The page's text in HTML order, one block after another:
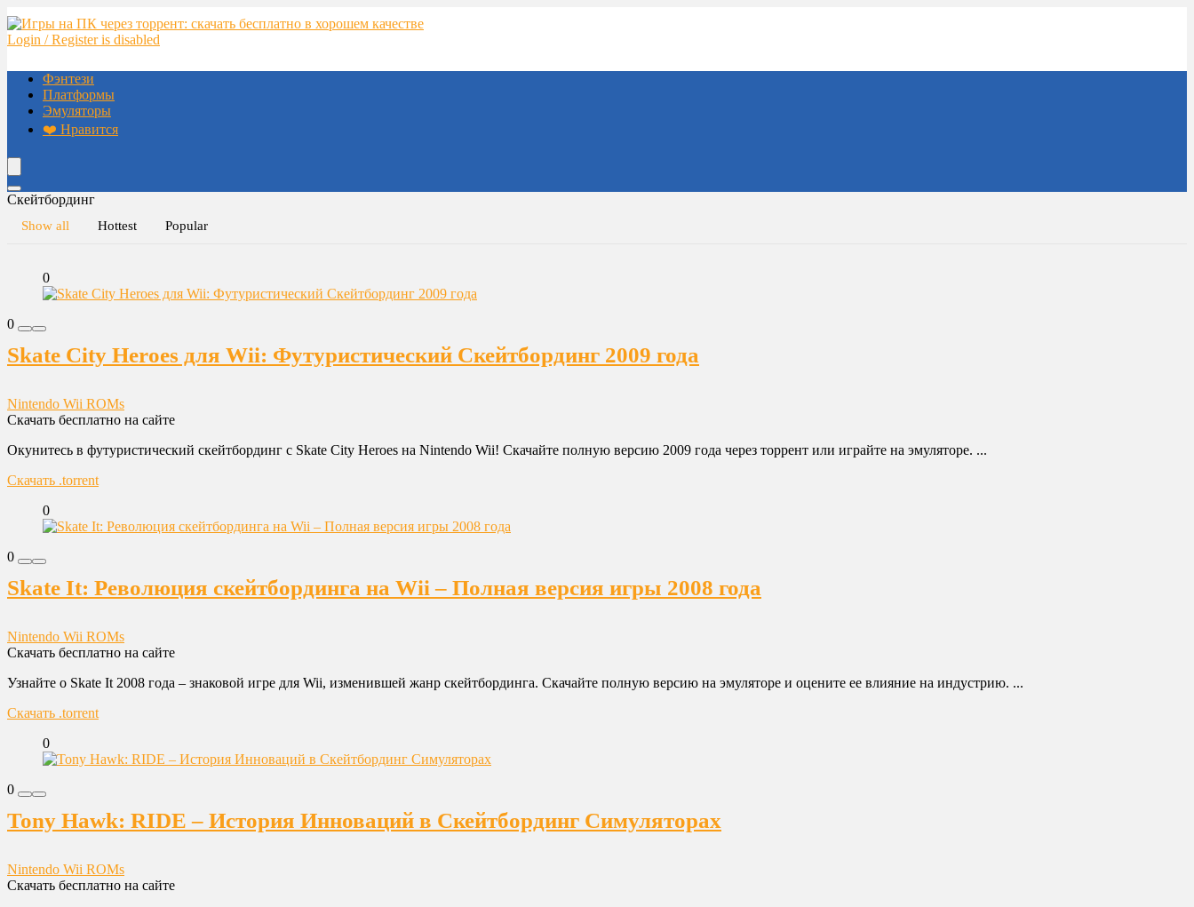
Login / Register is disabled
Фэнтези
Платформы
Эмуляторы
❤️ Нравится
Скейтбординг
Show all Hottest Popular
0
0
Skate City Heroes для Wii: Футуристический Скейтбординг 2009 года
Nintendo Wii ROMs
Скачать бесплатно на сайте
Окунитесь в футуристический скейтбординг с Skate City Heroes на Nintendo Wii! Скачайте полную версию 2009 года через торрент или играйте на эмуляторе. ...
Скачать .torrent
0
0
Skate It: Революция скейтбординга на Wii – Полная версия игры 2008 года
Nintendo Wii ROMs
Скачать бесплатно на сайте
Узнайте о Skate It 2008 года – знаковой игре для Wii, изменившей жанр скейтбординга. Скачайте полную версию на эмуляторе и оцените ее влияние на индустрию. ...
Скачать .torrent
0
0
Tony Hawk: RIDE – История Инноваций в Скейтбординг Симуляторах
Nintendo Wii ROMs
Скачать бесплатно на сайте